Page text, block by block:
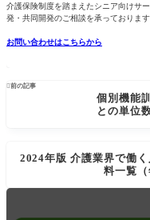
介護保険制度を踏まえたシニア向けサ
発・共同開発のご相談を承っております
お問い合わせはこちらから
前の記事
個別機能
との単位
2024年版 介護業界で働
料一覧（